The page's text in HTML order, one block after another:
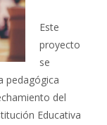
Este
proyecto
se
pedagógica
del
Educativa